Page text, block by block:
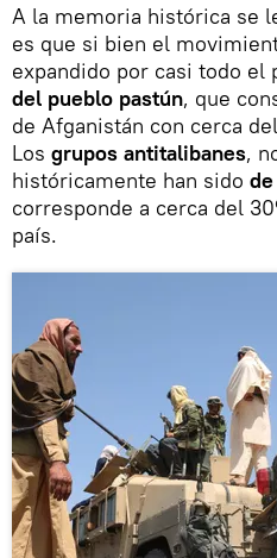
A la memoria histórica se
es que si bien el
expandido por casi todo el
del pueblo pastún, que
de Afganistán con cerca
Los grupos antitalibanes,
históricamente han sido
corresponde a cerca del
país.